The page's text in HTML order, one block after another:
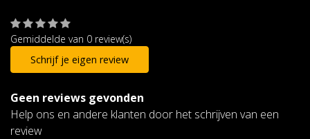
Gemiddelde van 0 review(s)
Schrijf je eigen review
Geen reviews gevonden
Help ons en andere klanten door het schrijven van een
review